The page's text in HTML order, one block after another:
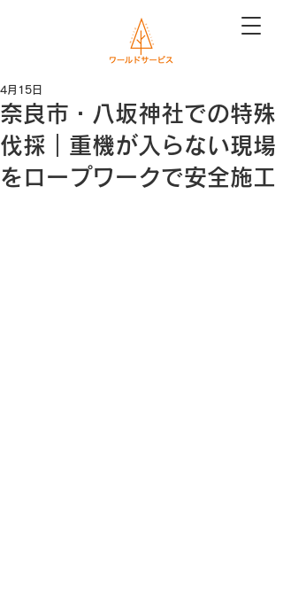
奈良市・八坂神社での特殊
伐採｜重機が入らない現場
をロープワークで安全施工
4月15日